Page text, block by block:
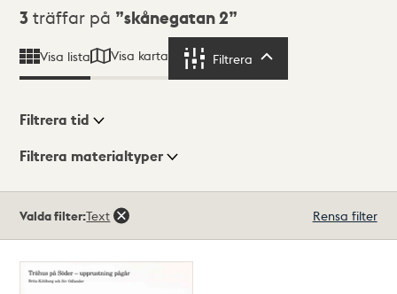
Sökresultat
3 träffar på skånegatan 2
Visa lista Visa karta Filtrera
Visningsläge
Filtrera tid
Filtrera materialtyper
träffar
Valda filter:Text Rensa filter